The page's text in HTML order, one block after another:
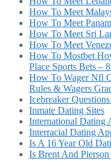
How To Meet
How To Meet
How To Meet Sri
How To Meet
How To Mostbet
Place Sports Bets –
How To Wager Nfl
Rules & Wagers
Icebreaker
Inmate Dating Sites
International Dating
Interracial Dating
Is A 16 Year Old
Is Brent And